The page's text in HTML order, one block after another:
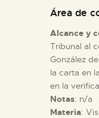
Área de
Alcance y
Tribunal al
González
la carta en
en la
Notas: n/a
Materia: